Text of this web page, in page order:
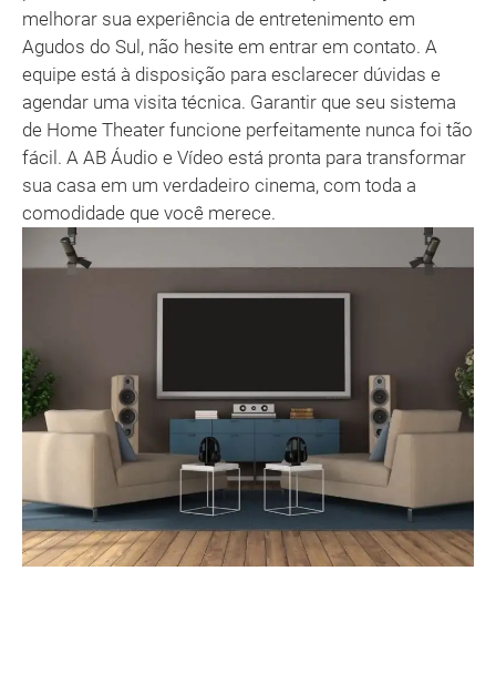
melhorar sua experiência de entretenimento em
Agudos do Sul, não hesite em entrar em contato. A
equipe está à disposição para esclarecer dúvidas e
agendar uma visita técnica. Garantir que seu sistema
de Home Theater funcione perfeitamente nunca foi tão
fácil. A AB Áudio e Vídeo está pronta para transformar
sua casa em um verdadeiro cinema, com toda a
comodidade que você merece.